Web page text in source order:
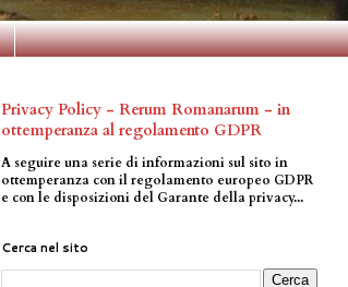
Privacy Policy - Rerum Romanarum - in
ottemperanza al regolamento GDPR
A seguire una serie di informazioni sul sito in
ottemperanza con il regolamento europeo GDPR
e con le disposizioni del Garante della privacy...
Cerca nel sito